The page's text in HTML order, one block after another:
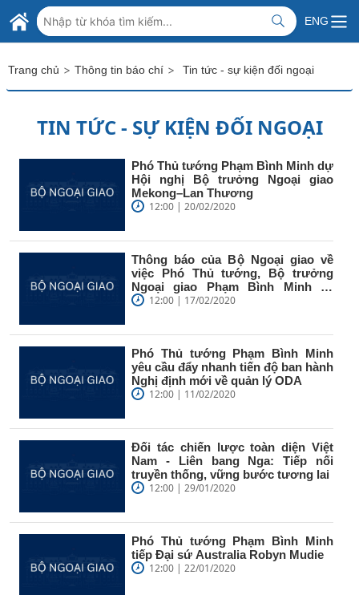
Skip to Main Content
BỘ NGOẠI GIAO VIỆT NAM
MINISTRY OF FOREIGN AFFAIRS
ENG
Trang chủ > Thông tin báo chí > Tin tức - sự kiện đối ngoại
TIN TỨC - SỰ KIỆN ĐỐI NGOẠI
Phó Thủ tướng Phạm Bình Minh dự
Hội nghị Bộ trưởng Ngoại giao
Mekong–Lan Thương
12:00 | 20/02/2020
Thông báo của Bộ Ngoại giao về
việc Phó Thủ tướng, Bộ trưởng
Ngoại giao Phạm Bình Minh sẽ
tham dự...
12:00 | 17/02/2020
Phó Thủ tướng Phạm Bình Minh
yêu cầu đẩy nhanh tiến độ ban hành
Nghị định mới về quản lý ODA
12:00 | 11/02/2020
Đối tác chiến lược toàn diện Việt
Nam - Liên bang Nga: Tiếp nối
truyền thống, vững bước tương lai
12:00 | 29/01/2020
Phó Thủ tướng Phạm Bình Minh
tiếp Đại sứ Australia Robyn Mudie
12:00 | 22/01/2020